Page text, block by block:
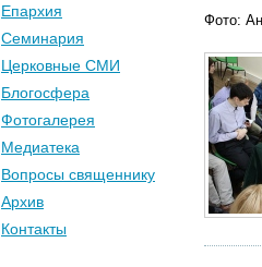
Фото:
Епархия
Семинария
Церковные СМИ
Блогосфера
Фотогалерея
Медиатека
Вопросы священнику
Архив
Контакты